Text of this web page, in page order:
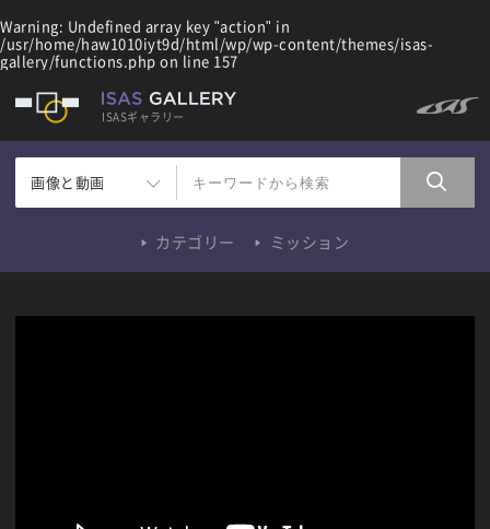
Warning: Undefined array key "action" in
/usr/home/haw1010iyt9d/html/wp/wp-content/themes/isas-
gallery/functions.php on line 157
ISASギャラリー
画像と動画
カテゴリー ミッション